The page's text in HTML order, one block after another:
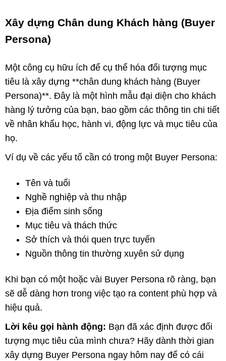
Xây dựng Chân dung Khách hàng (Buyer
Persona)
Một công cụ hữu ích để cụ thể hóa đối tượng mục
tiêu là xây dựng **chân dung khách hàng (Buyer
Persona)**. Đây là một hình mẫu đại diện cho khách
hàng lý tưởng của bạn, bao gồm các thông tin chi tiết
về nhân khẩu học, hành vi, động lực và mục tiêu của
họ.
Ví dụ về các yếu tố cần có trong một Buyer Persona:
Tên và tuổi
Nghề nghiệp và thu nhập
Địa điểm sinh sống
Mục tiêu và thách thức
Sở thích và thói quen trực tuyến
Nguồn thông tin thường xuyên sử dụng
Khi bạn có một hoặc vài Buyer Persona rõ ràng, bạn
sẽ dễ dàng hơn trong việc tạo ra content phù hợp và
hiệu quả.
Lời kêu gọi hành động: Bạn đã xác định được đối
tượng mục tiêu của mình chưa? Hãy dành thời gian
xây dựng Buyer Persona ngay hôm nay để có cái